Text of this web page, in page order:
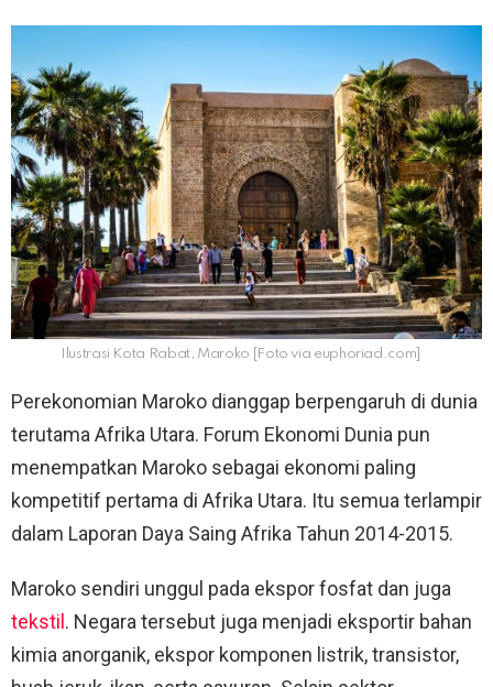
Ilustrasi Kota Rabat, Maroko [Foto via euphoriad.com]
Perekonomian Maroko dianggap berpengaruh di dunia
terutama Afrika Utara. Forum Ekonomi Dunia pun
menempatkan Maroko sebagai ekonomi paling
kompetitif pertama di Afrika Utara. Itu semua terlampir
dalam Laporan Daya Saing Afrika Tahun 2014-2015.
Maroko sendiri unggul pada ekspor fosfat dan juga
tekstil. Negara tersebut juga menjadi eksportir bahan
kimia anorganik, ekspor komponen listrik, transistor,